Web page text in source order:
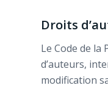
Droits
Le Code de
d’auteurs,
modification